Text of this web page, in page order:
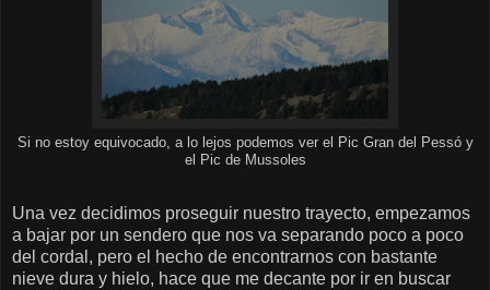
Si no estoy equivocado, a lo lejos podemos ver el Pic Gran del Pessó y
el Pic de Mussoles
Una vez decidimos proseguir nuestro trayecto, empezamos
a bajar por un sendero que nos va separando poco a poco
del cordal, pero el hecho de encontrarnos con bastante
nieve dura y hielo, hace que me decante por ir en buscar